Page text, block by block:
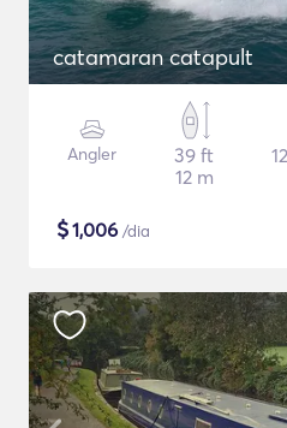
catamaran catapult
Angler
39 ft
12 m
$1,006 /dia